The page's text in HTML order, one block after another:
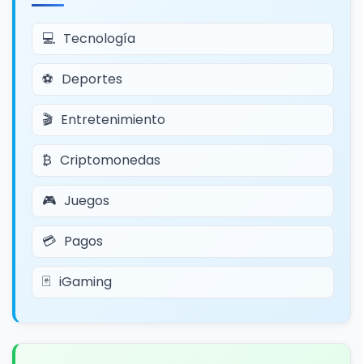
Tecnología
Deportes
Entretenimiento
Criptomonedas
Juegos
Pagos
iGaming